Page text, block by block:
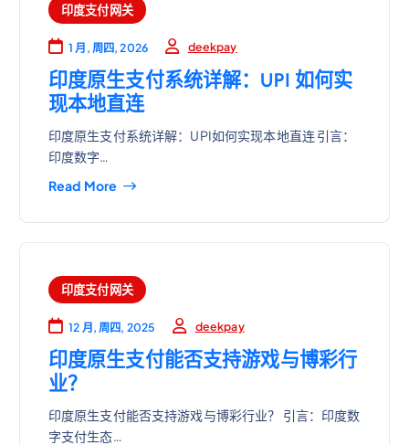
印度支付网关
1 月, 周四, 2026 deekpay
印度原生支付系统详解：UPI 如何实
现本地直连
印度原生支付系统详解：UPI如何实现本地直连 引言：
印度数字…
Read More
印度支付网关
12 月, 周四, 2025 deekpay
印度原生支付能否支持游戏与博彩行
业？
印度原生支付能否支持游戏与博彩行业？ 引言：印度数
字支付生态…